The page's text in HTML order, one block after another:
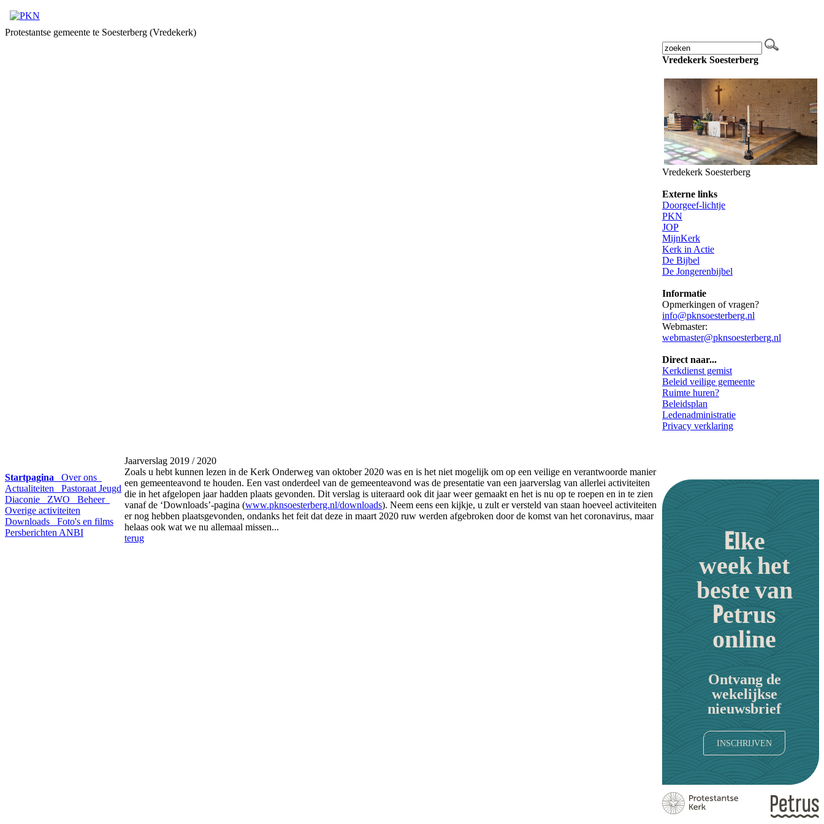
Protestantse gemeente te Soesterberg (Vredekerk)
Startpagina
Over ons
Actualiteiten
Pastoraat Jeugd
Diaconie
ZWO
Beheer
Overige activiteiten
Downloads
Foto's en films
Persberichten ANBI
Jaarverslag 2019 / 2020
Zoals u hebt kunnen lezen in de Kerk Onderweg van oktober 2020 was en is het niet mogelijk om op een veilige en verantwoorde manier
een gemeenteavond te houden. Een vast onderdeel van de gemeenteavond was de presentatie van een jaarverslag van allerlei activiteiten
die in het afgelopen jaar hadden plaats gevonden. Dit verslag is uiteraard ook dit jaar weer gemaakt en het is nu op te roepen en in te zien
vanaf de ‘Downloads’-pagina (www.pknsoesterberg.nl/downloads). Neem eens een kijkje, u zult er versteld van staan hoeveel activiteiten
er nog hebben plaatsgevonden, ondanks het feit dat deze in maart 2020 ruw werden afgebroken door de komst van het coronavirus, maar
helaas ook wat we nu allemaal missen...
terug
Vredekerk Soesterberg
Vredekerk Soesterberg
Externe links
Doorgeef-lichtje
PKN
JOP
MijnKerk
Kerk in Actie
De Bijbel
De Jongerenbijbel
Informatie
Opmerkingen of vragen?
info@pknsoesterberg.nl
Webmaster:
webmaster@pknsoesterberg.nl
Direct naar...
Kerkdienst gemist
Beleid veilige gemeente
Ruimte huren?
Beleidsplan
Ledenadministratie
Privacy verklaring
Elke
week het
beste van
Petrus
online
Ontvang de
wekelijkse
nieuwsbrief
INSCHRIJVEN